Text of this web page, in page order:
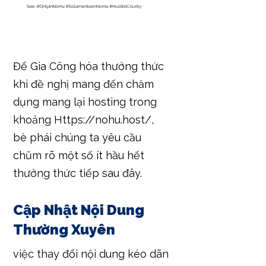
Để Gia Công hóa thưởng thức
khi đề nghị mang đến chăm
dụng mang lại hosting trong
khoảng Https://nohu.host/,
bè phái chúng ta yêu cầu
chũm rõ một số ít hầu hết
thưởng thức tiếp sau đây.
Cập Nhật Nội Dung
Thường Xuyên
việc thay đổi nội dung kéo dãn